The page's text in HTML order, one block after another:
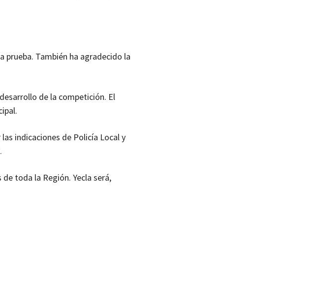
prueba. También ha agradecido la
de la competición. El
indicaciones de Policía Local y
toda la Región. Yecla será,